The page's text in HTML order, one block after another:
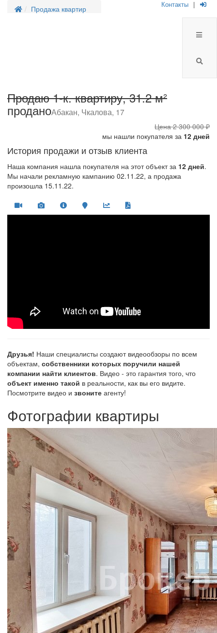
Продажа квартир Контакты |
Продаю 1-к. квартиру, 31.2 м²
проданоАбакан, Чкалова, 17
Цена2 300 000 ₽
мы нашли покупателя за 12 дней
История продажи и отзыв клиента
Наша компания нашла покупателя на этот объект за 12 дней.
Мы начали рекламную кампанию 02.11.22, а продажа
произошла 15.11.22.
Друзья! Наши специалисты создают видеообзоры по всем
объектам, собственники которых поручили нашей
компании найти клиентов. Видео - это гарантия того, что
объект именно такой в реальности, как вы его видите.
Посмотрите видео и звоните агенту!
Фотографии квартиры